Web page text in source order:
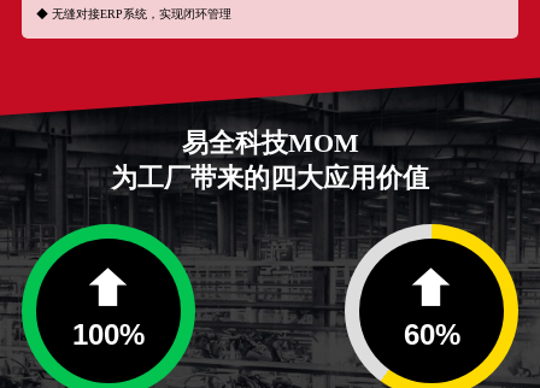
◆ 无缝对接ERP系统，实现闭环管理
易全科技MOM
为工厂带来的四大应用价值
100% 60%